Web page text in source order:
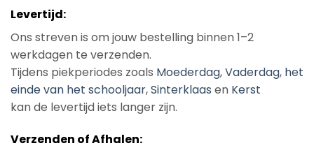
Levertijd:
Ons streven is om jouw bestelling binnen 1–2
werkdagen te verzenden.
Tijdens piekperiodes zoals Moederdag,Vaderdag, het
einde van het schooljaar,Sinterklaas en Kerst
kan de levertijd iets langer zijn.
Verzenden of Afhalen: